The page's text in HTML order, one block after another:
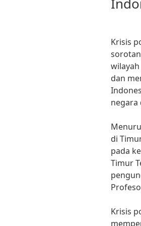
Krisis
dan
negara
di
pada
Timur
Krisis